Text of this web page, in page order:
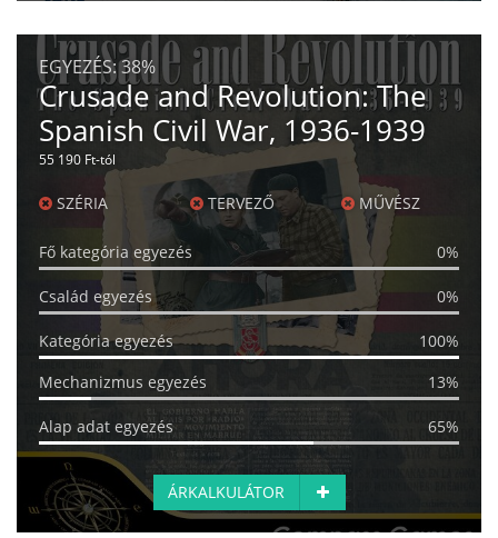
EGYEZÉS:38%
Crusade and Revolution: The
Spanish Civil War, 1936-1939
55 190 Ft-tól
SZÉRIA TERVEZŐ MŰVÉSZ
Fő kategória egyezés 0%
Család egyezés 0%
Kategória egyezés
100%
Mechanizmus egyezés
13%
Alap adat egyezés 65%
ÁRKALKULÁTOR